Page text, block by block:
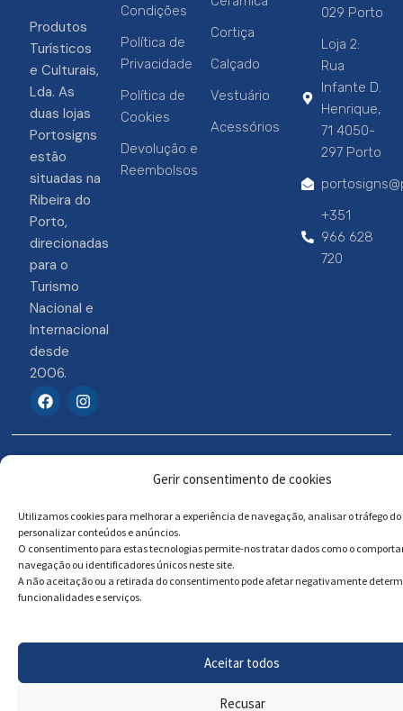
Gerir consentimento de cookies
Utilizamos cookies para melhorar a experiência de navegação, analisar o tráfego do
personalizar conteúdos e anúncios.
O consentimento para estas tecnologias permite-nos tratar dados como o
navegação ou identificadores únicos neste site.
A não aceitação ou a retirada do consentimento pode afetar negativamente
funcionalidades e serviços.
Aceitar todos
Recusar
Produtos
Turísticos
e Culturais,
Lda. As
duas lojas
Portosigns
estão
situadas na
Ribeira do
Porto,
direcionadas
para o
Turismo
Nacional e
Internacional
desde
2006.
F
a
e
b
I
n
t
a
m
Condições
Política de
Privacidade
Política de
Cookies
Devolução e
Reembolsos
Cortiça
Calçado
Vestuário
Acessórios
029 Porto
Loja 2:
Rua
Infante D.
Henrique,
71 4050-
297 Porto
+351
966 628
720
Powered byMegastock Informática